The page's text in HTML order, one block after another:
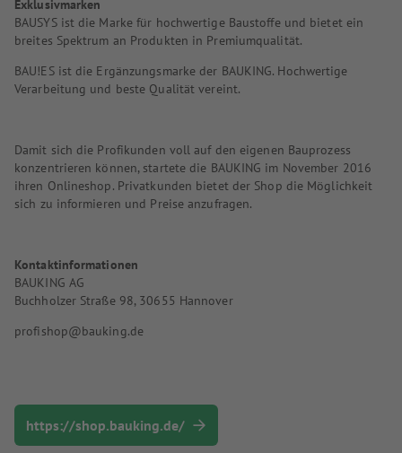
Exklusivmarken
BAUSYS ist die Marke für hochwertige Baustoffe und bietet ein
breites Spektrum an Produkten in Premiumqualität.
BAU!ES ist die Ergänzungsmarke der BAUKING. Hochwertige
Verarbeitung und beste Qualität vereint.
Damit sich die Profikunden voll auf den eigenen Bauprozess
konzentrieren können, startete die BAUKING im November 2016
ihren Onlineshop. Privatkunden bietet der Shop die Möglichkeit
sich zu informieren und Preise anzufragen.
Kontaktinformationen
BAUKING AG
Buchholzer Straße 98, 30655 Hannover
profishop@bauking.de
https://shop.bauking.de/